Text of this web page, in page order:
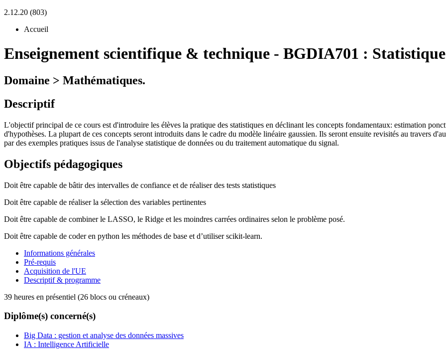
2.12.20 (803)
Accueil
Enseignement scientifique & technique - BGDIA701 :
Domaine > Mathématiques.
Descriptif
L'objectif principal de ce cours est d'introduire les élèves la pratique des statistiques en déclinant les concepts fondamentaux: estimation
d'hypothèses. La plupart de ces concepts seront introduits dans le cadre du modèle linéaire gaussien. Ils seront ensuite revisités au travers
par des exemples pratiques issus de l'analyse statistique de données ou du traitement automatique du signal.
Objectifs pédagogiques
Doit être capable de bâtir des intervalles de confiance et de réaliser des tests statistiques
Doit être capable de réaliser la sélection des variables pertinentes
Doit être capable de combiner le LASSO, le Ridge et les moindres carrées ordinaires selon le problème posé.
Doit être capable de coder en python les méthodes de base et d’utiliser scikit-learn.
Informations générales
Pré-requis
Acquisition de l'UE
Descriptif & programme
39 heures en présentiel (26 blocs ou créneaux)
Diplôme(s) concerné(s)
Big Data : gestion et analyse des données massives
IA : Intelligence Artificielle